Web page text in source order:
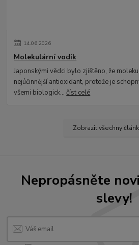
14.06.2026
Molekulární vodík
Japonskými vědci bylo zjištěno, že
nejúčinnější antioxidant, protože je
všemi biologick...číst celé
Zobrazit všechny
Nepropásněte
slevy!